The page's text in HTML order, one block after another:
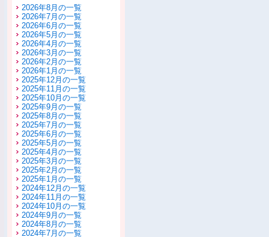
2026年8月の一覧
2026年7月の一覧
2026年6月の一覧
2026年5月の一覧
2026年4月の一覧
2026年3月の一覧
2026年2月の一覧
2026年1月の一覧
2025年12月の一覧
2025年11月の一覧
2025年10月の一覧
2025年9月の一覧
2025年8月の一覧
2025年7月の一覧
2025年6月の一覧
2025年5月の一覧
2025年4月の一覧
2025年3月の一覧
2025年2月の一覧
2025年1月の一覧
2024年12月の一覧
2024年11月の一覧
2024年10月の一覧
2024年9月の一覧
2024年8月の一覧
2024年7月の一覧